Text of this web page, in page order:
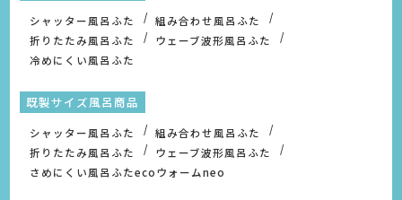
シャッター風呂ふた
組み合わせ風呂ふた
折りたたみ風呂ふた
ウェーブ波形風呂ふた
冷めにくい風呂ふた
既製サイズ風呂商品
シャッター風呂ふた
組み合わせ風呂ふた
折りたたみ風呂ふた
ウェーブ波形風呂ふた
さめにくい風呂ふたecoウォームneo